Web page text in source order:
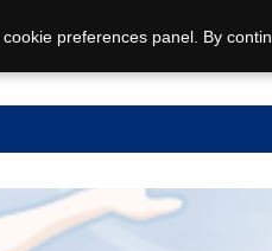
preferences panel. By